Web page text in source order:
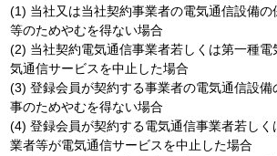
(1) 当社又は当社契約事業者の電気通信設備
等のためやむを得ない場合
(2) 当社契約電気通信事業者若しくは第一種
気通信サービスを中止した場合
(3) 登録会員が契約する事業者の電気通信設備
事のためやむを得ない場合
(4) 登録会員が契約する電気通信事業者若し
業者等が電気通信サービスを中止した場合